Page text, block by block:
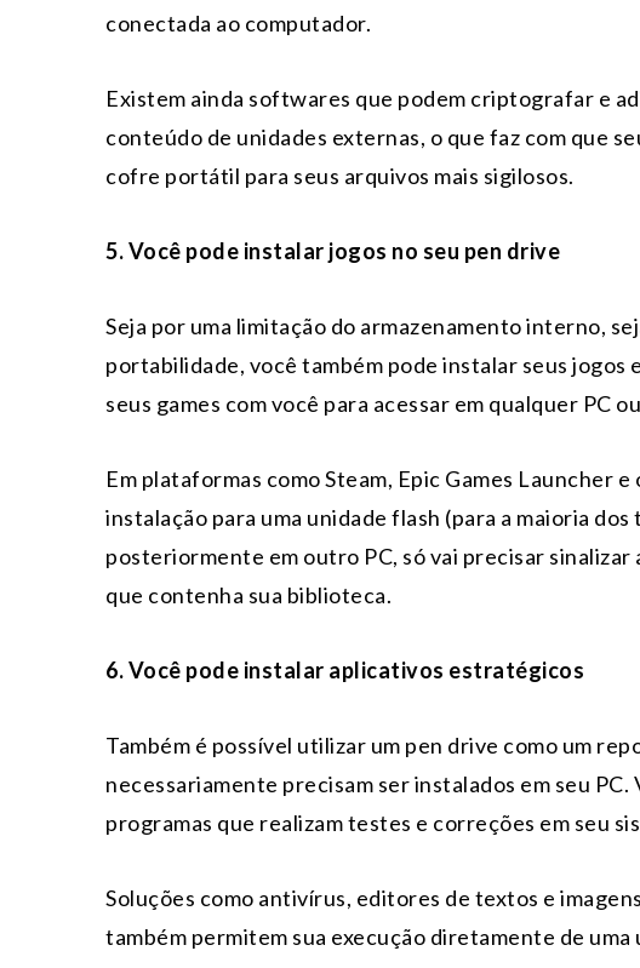
conectada ao computador.
Existem ainda softwares que podem criptografar e
conteúdo de unidades externas, o que faz com que
cofre portátil para seus arquivos mais sigilosos.
5. Você pode instalar jogos no seu pen drive
Seja por uma limitação do armazenamento interno,
portabilidade, você também pode instalar seus jogos
seus games com você para acessar em qualquer PC
Em plataformas como Steam, Epic Games Launcher
instalação para uma unidade flash (para a maioria
posteriormente em outro PC, só vai precisar
que contenha sua biblioteca.
6. Você pode instalar aplicativos estratégicos
Também é possível utilizar um pen drive como um
necessariamente precisam ser instalados em seu
programas que realizam testes e correções em seu
Soluções como antivírus, editores de textos e
também permitem sua execução diretamente de